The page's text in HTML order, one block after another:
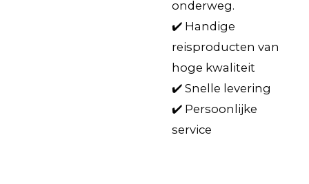
onderweg.
✔️ Handige
reisproducten van
hoge kwaliteit
✔️ Snelle levering
✔️ Persoonlijke
service